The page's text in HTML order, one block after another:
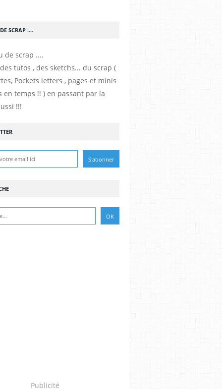
SCRAP ....
tutos , des sketchs... du scrap (
Pockets letters , pages et minis
en temps !! ) en passant par la
!!!
Publicité